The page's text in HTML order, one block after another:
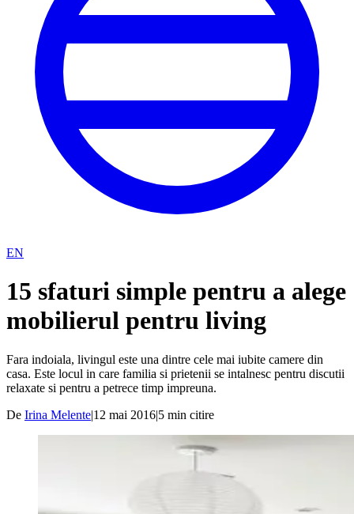
EN
15 sfaturi simple pentru a alege
mobilierul pentru living
Fara indoiala, livingul este una dintre cele mai iubite camere din
casa. Este locul in care familia si prietenii se intalnesc pentru discutii
relaxate si pentru a petrece timp impreuna.
De Irina Melente|12 mai 2016|5 min citire